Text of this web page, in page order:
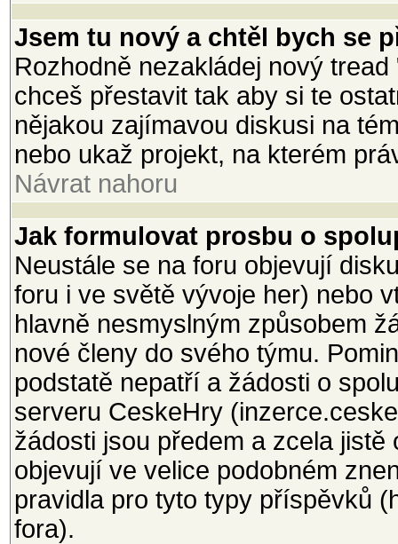
Jsem tu nový a chtěl bych se
Rozhodně nezakládej nový
chceš přestavit tak aby si te
nějakou zajímavou diskusi na
nebo ukaž projekt, na kterém
Návrat nahoru
Jak formulovat prosbu o
Neustále se na foru objevují
foru i ve světě vývoje her) nebo
hlavně nesmyslným způsobem
nové členy do svého týmu.
podstatě nepatří a žádosti o
serveru CeskeHry
žádosti jsou předem a zcela
objevují ve velice podobném
pravidla pro tyto typy příspěvků
fora).